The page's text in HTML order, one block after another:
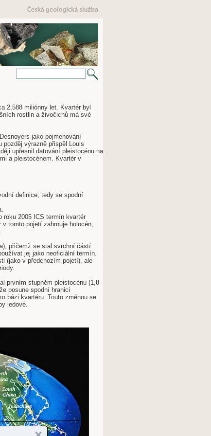
2,588 miliónny let. Kvartér byl
rostlin a živočichů má své
jako pojmenování
výrazně přispěl Louis
upřesnil datování pleistocénu na
a pleistocénem. Kvartér v
definice, tedy se spodní
roku 2005 ICS termín kvartér
tomto pojetí zahrnuje holocén,
přičemž se stal svrchní částí
jej jako neoficiální termín.
(jako v předchozím pojetí), ale
prvním stupněm pleistocénu (1,8
posune spodní hranici
bázi kvartéru. Touto změnou se
ledové.